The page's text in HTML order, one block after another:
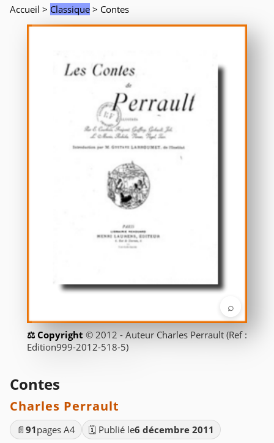
Accueil > Classique > Contes
⌕
© 2012 - Auteur Charles Perrault (Ref :
Edition999-2012-518-5)
Contes
Charles Perrault
📄 91pages A4 🗓️ Publié le6 décembre 2011